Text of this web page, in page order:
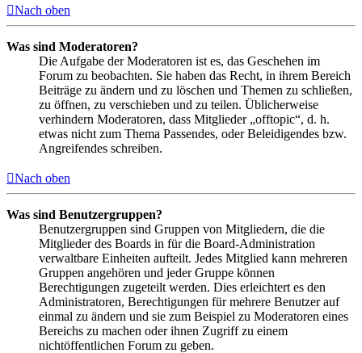
Nach oben
Was sind Moderatoren?
Die Aufgabe der Moderatoren ist es, das Geschehen im
Forum zu beobachten. Sie haben das Recht, in ihrem Bereich
Beiträge zu ändern und zu löschen und Themen zu schließen,
zu öffnen, zu verschieben und zu teilen. Üblicherweise
verhindern Moderatoren, dass Mitglieder „offtopic“, d. h.
etwas nicht zum Thema Passendes, oder Beleidigendes bzw.
Angreifendes schreiben.
Nach oben
Was sind Benutzergruppen?
Benutzergruppen sind Gruppen von Mitgliedern, die die
Mitglieder des Boards in für die Board-Administration
verwaltbare Einheiten aufteilt. Jedes Mitglied kann mehreren
Gruppen angehören und jeder Gruppe können
Berechtigungen zugeteilt werden. Dies erleichtert es den
Administratoren, Berechtigungen für mehrere Benutzer auf
einmal zu ändern und sie zum Beispiel zu Moderatoren eines
Bereichs zu machen oder ihnen Zugriff zu einem
nichtöffentlichen Forum zu geben.